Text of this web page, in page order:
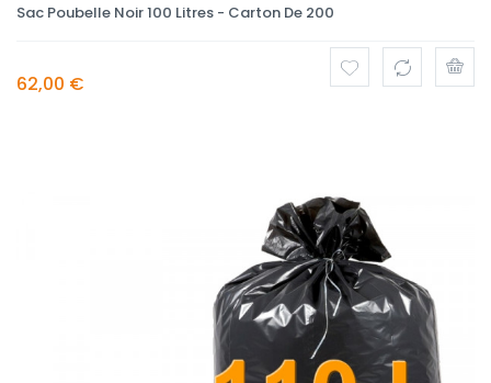
Sac Poubelle Noir 100 Litres - Carton De 200
62,00 €